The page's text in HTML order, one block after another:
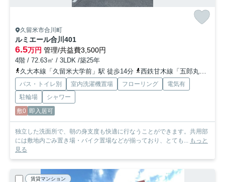
久留米市合川町
ルミエール合川 401
6.5万円 管理/共益費3,500円
4階 / 72.63㎡ / 3LDK /築25年
久大本線「久留米大学前」駅 徒歩14分
西鉄甘木線「五郎丸」駅 徒歩43分
バス・トイレ別 室内洗濯機置場 フローリング
電気有
駐輪場
シャワー
敷0 即入居可
独立した洗面所で、朝の身支度も快適に行なうことができます。共用部
には敷地内ごみ置き場・バイク置場などが揃っており、とても...
もっと
見る
賃貸マンション